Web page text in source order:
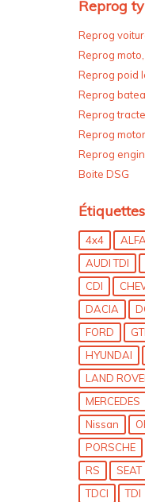
Reprog
Reprog
Reprog
Reprog poid
Reprog
Reprog
Reprog
Reprog
Boite DSG
Étiquettes
4x4 ALFA
AUDI TDI
CDI
DACIA
FORD
GTI
HYUNDAI
LAND
MERCEDES
Nissan
PORSCHE
RS
SEAT
TDCI
TDI